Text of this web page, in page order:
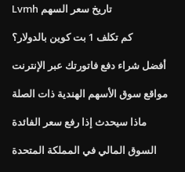
Lvmh تاريخ سعر السهم
كم تكلف 1 بت كوين بالدولار؟
أفضل شراء دفع فاتورتك عبر الإنترنت
مواقع سوق الأسهم الهندية ذات الصلة
ماذا سيحدث إذا رفع سعر الفائدة
السوق المالي في المملكة المتحدة